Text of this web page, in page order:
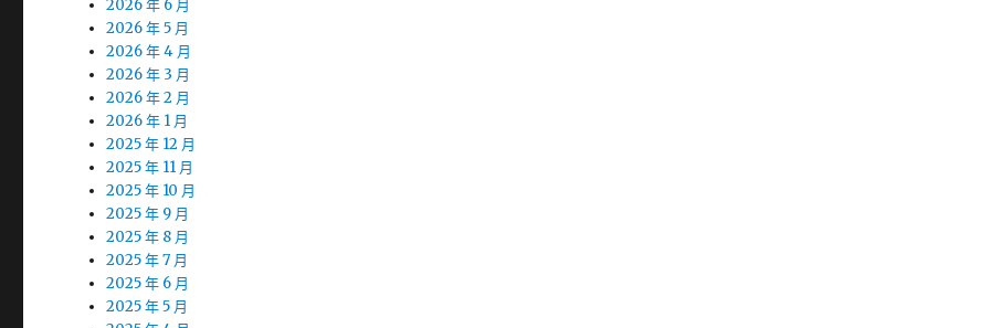
2026 年 6 月
2026 年 5 月
2026 年 4 月
2026 年 3 月
2026 年 2 月
2026 年 1 月
2025 年 12 月
2025 年 11 月
2025 年 10 月
2025 年 9 月
2025 年 8 月
2025 年 7 月
2025 年 6 月
2025 年 5 月